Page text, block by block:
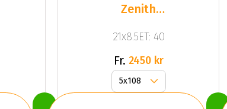
Zenith
Silver
21x8.5ET: 40
Fr. 2450 kr